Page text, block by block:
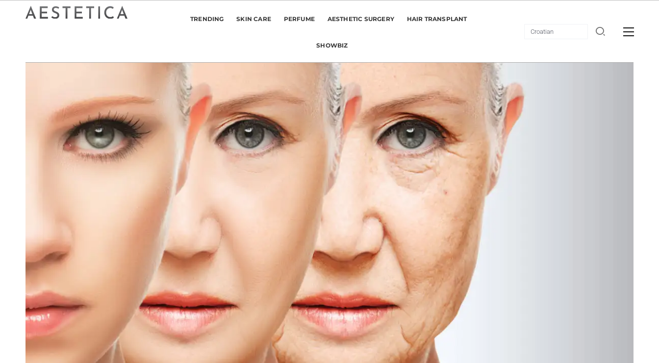
TRENDING SKIN CARE PERFUME AESTHETIC SURGERY HAIR TRANSPLANT
SHOWBIZ